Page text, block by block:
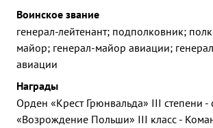
Воинское звание
генерал-лейтенант; подполковник;
майор; генерал-майор авиации;
авиации
Награды
Орден «Крест Грюнвальда» III степени
«Возрождение Польши» III класс -